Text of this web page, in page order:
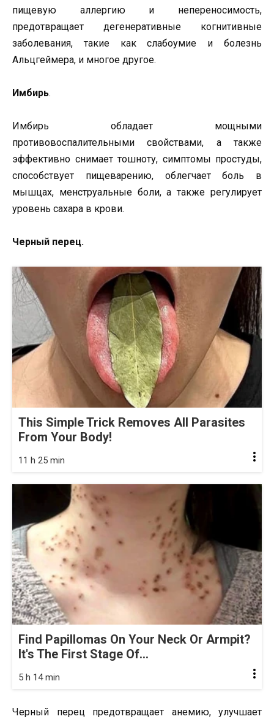
пищевую аллергию и непереносимость,
предотвращает дегенеративные когнитивные
заболевания, такие как слабоумие и болезнь
Альцгеймера, и многое другое.
Имбирь.
Имбирь обладает мощными
противовоспалительными свойствами, а также
эффективно снимает тошноту, симптомы простуды,
способствует пищеварению, облегчает боль в
мышцах, менструальные боли, а также регулирует
уровень сахара в крови.
Черный перец.
This Simple Trick Removes All Parasites
From Your Body!
11 h 25 min
Find Papillomas On Your Neck Or Armpit?
It's The First Stage Of...
5 h 14 min
Черный перец предотвращает анемию, улучшает